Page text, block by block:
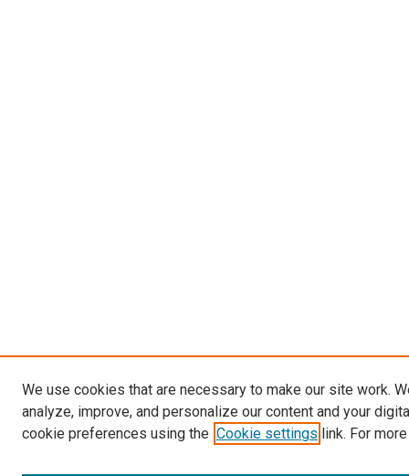
We use cookies that are necessary to make our site work.
analyze, improve, and personalize our content and your
cookie preferences using the Cookie settings link. For